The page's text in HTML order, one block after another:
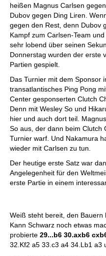
heißen Magnus Carlsen
Dubov gegen Ding Liren.
gegen den Rest, denn Dubov
Kampf zum Carlsen-Team
sehr lobend über seinen
Donnerstag wurden der erste
Partien gespielt.
Das Turnier mit dem Sponsor
transatlantisches Ping Pong
Center gesponserten Clutch
Denn mit Wesley So und
hier und auch dort teil.
So aus, der dann beim Clutch
Turnier warf. Und Nakamura
wieder mit Carlsen zu tun.
Der heutige erste Satz war
Angelegenheit für den
erste Partie in einem
Weiß steht bereit, den Bauern
Kann Schwarz noch etwas
probierte 29...b6 30.axb6
32.Kf2 a5 33.c3 a4 34.Lb1 a3